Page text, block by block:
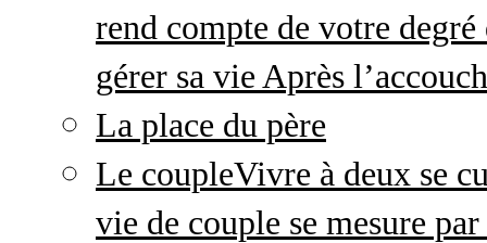
rend compte de votre
gérer sa vie Après
La place du père
Le coupleVivre à deux se
vie de couple se mesure